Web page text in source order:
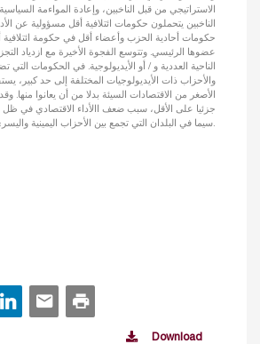
الاستراتيجي من قبل الناخبين، وإعادة المواءمة
الناخبين يتحملون حكومات ائتلافية أقل مسؤولية عن
حكومات أحادية الحزب وأعضاء أقل في حكومة
عضوها الرئيسي. وتتوسع الفجوة الأخيرة مع ازدياد
الناحية العددية و / أو الأيديولوجية. في الحكومات التي
والأحزاب ذات الأيديولوجيات المختلفة إلى حد كبير،
الأصغر من الاقتصادات السيئة بدلا من أن يعانوا منها.
جزئيا على الأقل، سبب ضعف االأداء الاقتصادي في ظل
سيما في البلدان التي تجمع بين الأحزاب اليمينية واليسرى.
Download